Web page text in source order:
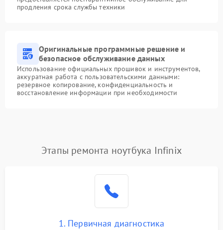
продления срока службы техники
Оригинальные программные решение и
безопасное обслуживание данных
Использование официальных прошивок и инструментов,
аккуратная работа с пользовательскими данными:
резервное копирование, конфиденциальность и
восстановление информации при необходимости
Этапы ремонта ноутбука Infinix
1. Первичная диагностика